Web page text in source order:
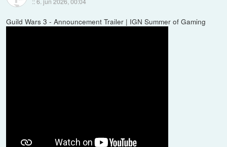
Guild Wars 3 - Announcement Trailer | IGN Summer of Gaming